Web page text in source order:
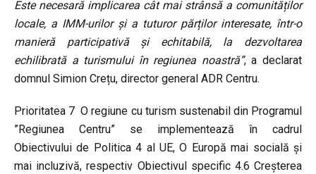
Este necesară implicarea cât mai strânsă a comunităților
locale, a IMM-urilor și a tuturor părților interesate, într-o
manieră participativă și echitabilă, la dezvoltarea
echilibrată a turismului în regiunea noastră”, a declarat
domnul Simion Crețu, director general ADR Centru.
Prioritatea 7 O regiune cu turism sustenabil din Programul
”Regiunea Centru” se implementează în cadrul
Obiectivului de Politica 4 al UE, O Europă mai socială și
mai incluzivă, respectiv Obiectivul specific 4.6 Creșterea